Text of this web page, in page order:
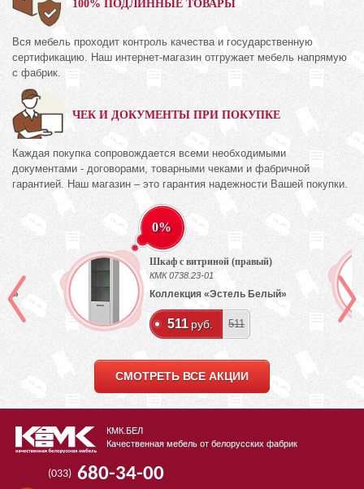
100% ПОДЛИННЫЕ ТОВАРЫ
Вся мебель проходит контроль качества и государственную
сертификацию. Наш интернет-магазин отгружает мебель напрямую
с фабрик.
ЧЕК И ДОКУМЕНТЫ ПРИ ПОКУПКЕ
Каждая покупка сопровождается всеми необходимыми
документами - договорами, товарными чеками и фабричной
гарантией. Наш магазин – это гарантия надежности Вашей покупки.
0%
Шкаф с витриной (правый)
КМК 0738.23-01
Коллекция «Эстель Белый»
511 руб. 511
СМОТРЕТЬ ВСЕ АКЦИИ
КМК.БЕЛ
Качественная мебель от белорусских фабрик
(033) 680-34-00